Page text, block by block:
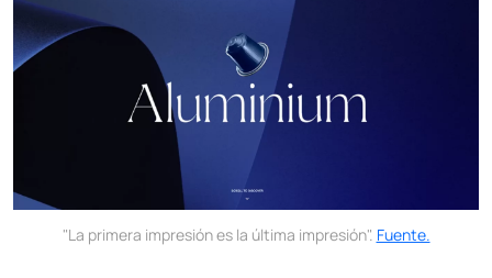
"La primera impresión es la última impresión". Fuente.